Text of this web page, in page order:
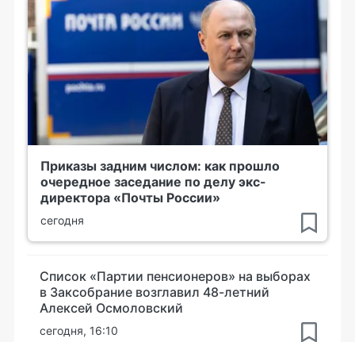
Приказы задним числом: как прошло
очередное заседание по делу экс-
директора «Почты России»
сегодня
Список «Партии пенсионеров» на выборах
в Заксобрание возглавил 48-летний
Алексей Осмоловский
сегодня, 16:10